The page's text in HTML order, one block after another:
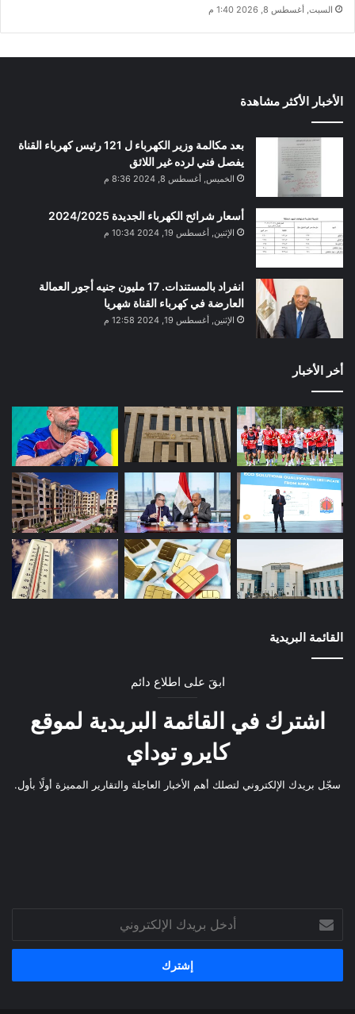
السبت, أغسطس 8, 2026 1:40 م
الأخبار الأكثر مشاهدة
بعد مكالمة وزير الكهرباء ل 121 رئيس كهرباء القناة
يفصل فني لرده غير اللائق
الخميس, أغسطس 8, 2024 8:36 م
أسعار شرائح الكهرباء الجديدة 2024/2025
الإثنين, أغسطس 19, 2024 10:34 م
انفراد بالمستندات. 17 مليون جنيه أجور العمالة
العارضة في كهرباء القناة شهريا
الإثنين, أغسطس 19, 2024 12:58 م
أخر الأخبار
القائمة البريدية
ابقَ على اطلاع دائم
اشترك في القائمة البريدية لموقع
كايرو توداي
سجّل بريدك الإلكتروني لتصلك أهم الأخبار العاجلة والتقارير المميزة أولًا بأول.
أدخل
بريدك
الإلكتروني